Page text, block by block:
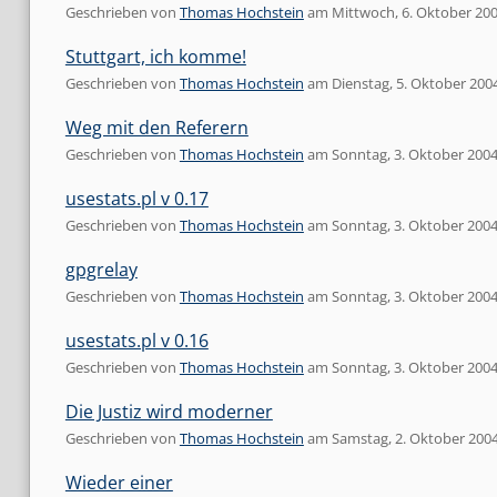
Geschrieben von Thomas Hochstein am Mittwoch, 6. Oktober
Stuttgart, ich komme!
Geschrieben von Thomas Hochstein am Dienstag, 5. Oktober
Weg mit den Referern
Geschrieben von Thomas Hochstein am Sonntag, 3. Oktober 2004
usestats.pl v 0.17
Geschrieben von Thomas Hochstein am Sonntag, 3. Oktober 2004
gpgrelay
Geschrieben von Thomas Hochstein am Sonntag, 3. Oktober 2004
usestats.pl v 0.16
Geschrieben von Thomas Hochstein am Sonntag, 3. Oktober 2004
Die Justiz wird moderner
Geschrieben von Thomas Hochstein am Samstag, 2. Oktober
Wieder einer